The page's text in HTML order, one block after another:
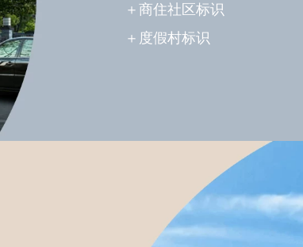
＋商住社区标识
＋度假村标识